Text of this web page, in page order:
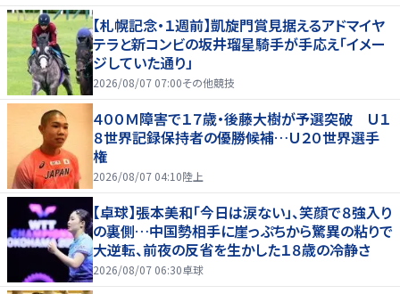
【札幌記念・１週前】凱旋門賞見据えるアドマイヤ
テラと新コンビの坂井瑠星騎手が手応え「イメー
ジしていた通り」
2026/08/07 07:00その他競技
４００Ｍ障害で１７歳・後藤大樹が予選突破 Ｕ１
８世界記録保持者の優勝候補…Ｕ２０世界選手
権
2026/08/07 04:10陸上
【卓球】張本美和「今日は涙ない」、笑顔で８強入り
の裏側…中国勢相手に崖っぷちから驚異の粘りで
大逆転、前夜の反省を生かした１８歳の冷静さ
2026/08/07 06:30卓球